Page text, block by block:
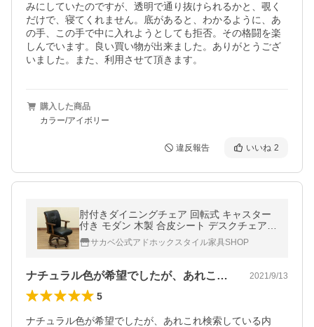
みにしていたのですが、透明で通り抜けられるかと、覗く
だけで、寝てくれません。底があると、わかるように、あ
の手、この手で中に入れようとしても拒否。その格闘を楽
しんでいます。良い買い物が出来ました。ありがとうござ
いました。また、利用させて頂きます。
購入した商品
カラー/アイボリー
違反報告 いいね 2
肘付きダイニングチェア 回転式 キャスター
付き モダン 木製 合皮シート デスクチェアに
も09サカベ公式アドホックスタイル家具SHOP
ナチュラル色が希望でしたが、あれこれ検… 2021/9/13
5
ナチュラル色が希望でしたが、あれこれ検索している内